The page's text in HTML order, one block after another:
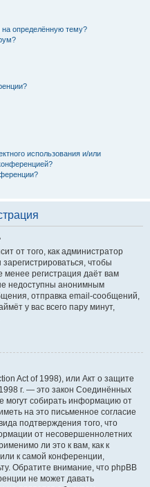
на определённую тему?
использования и/или
от того, как администратор
чтобы
регистрация даёт вам
недоступны анонимным
отправка email-сообщений,
у вас всего пару минут,
Act of 1998), или Акт о защите
г. — это закон Соединённых
могут собирать информацию от
на это письменное согласие
подтверждения того, что
от несовершеннолетних
ли это к вам, как к
к самой конференции,
Обратите внимание, что phpBB
не может давать